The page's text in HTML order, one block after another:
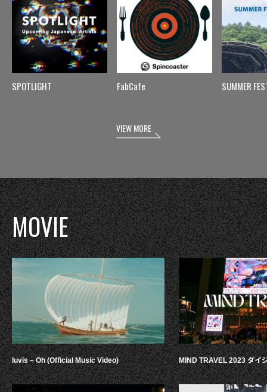
SPOTLIGHT FabCafe SUMMER
VIEW MORE
MOVIE
luvis – Oh (Official Music Video) MIND TRAVEL 2023 ダイ